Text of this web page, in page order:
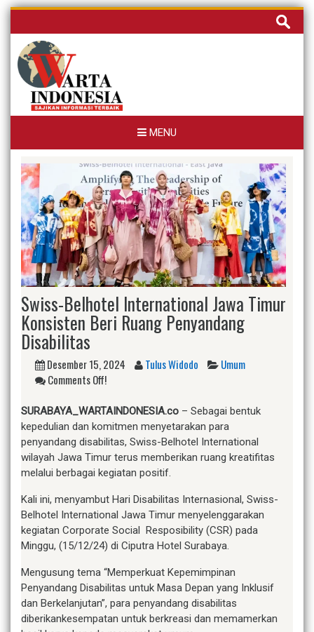
Skip
content
Cari
untuk:
MENU
Swiss-Belhotel International Jawa Timur
Konsisten Beri Ruang Penyandang
Disabilitas
Desember 15, 2024 Tulus Widodo
Umum
Comments Off!
SURABAYA_WARTAINDONESIA.co – Sebagai bentuk
kepedulian dan komitmen menyetarakan para
penyandang disabilitas, Swiss-Belhotel International
wilayah Jawa Timur terus memberikan ruang kreatifitas
melalui berbagai kegiatan positif.
Kali ini, menyambut Hari Disabilitas Internasional, Swiss-
Belhotel International Jawa Timur menyelenggarakan
kegiatan Corporate Social Resposibility (CSR) pada
Minggu, (15/12/24) di Ciputra Hotel Surabaya.
Mengusung tema “Memperkuat Kepemimpinan
Penyandang Disabilitas untuk Masa Depan yang Inklusif
dan Berkelanjutan”, para penyandang disabilitas
diberikankesempatan untuk berkreasi dan memamerkan